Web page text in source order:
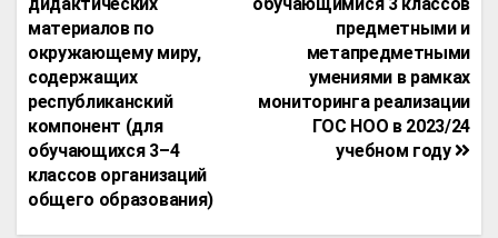
n
k
m
k
kl
a
ss
ni
а
в
и
т
по
записям
обучающимися 3 классов
предметными и
метапредметными
умениями в рамках
мониторинга реализации
ГОС НОО в 2023/24
учебном году
дидактических
материалов по
окружающему миру,
содержащих
республиканский
компонент (для
обучающихся 3–4
классов организаций
общего образования)